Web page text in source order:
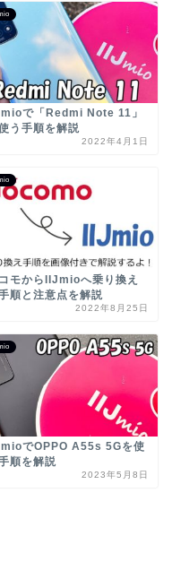
で「Redmi Note 11」
う手順を解説
2022年4月1日
コモからIIJmioへ乗り換え
順と注意点を解説
2022年8月25日
でOPPO A55s 5Gを使
順を解説
2023年5月8日